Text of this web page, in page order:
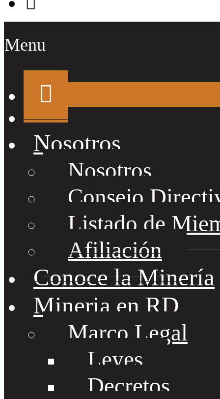
Menu
Nosotros
Nosotros
Consejo
Listado de
Afiliación
Conoce la Minería
Mineria en RD
Marco Legal
Leyes
Decretos